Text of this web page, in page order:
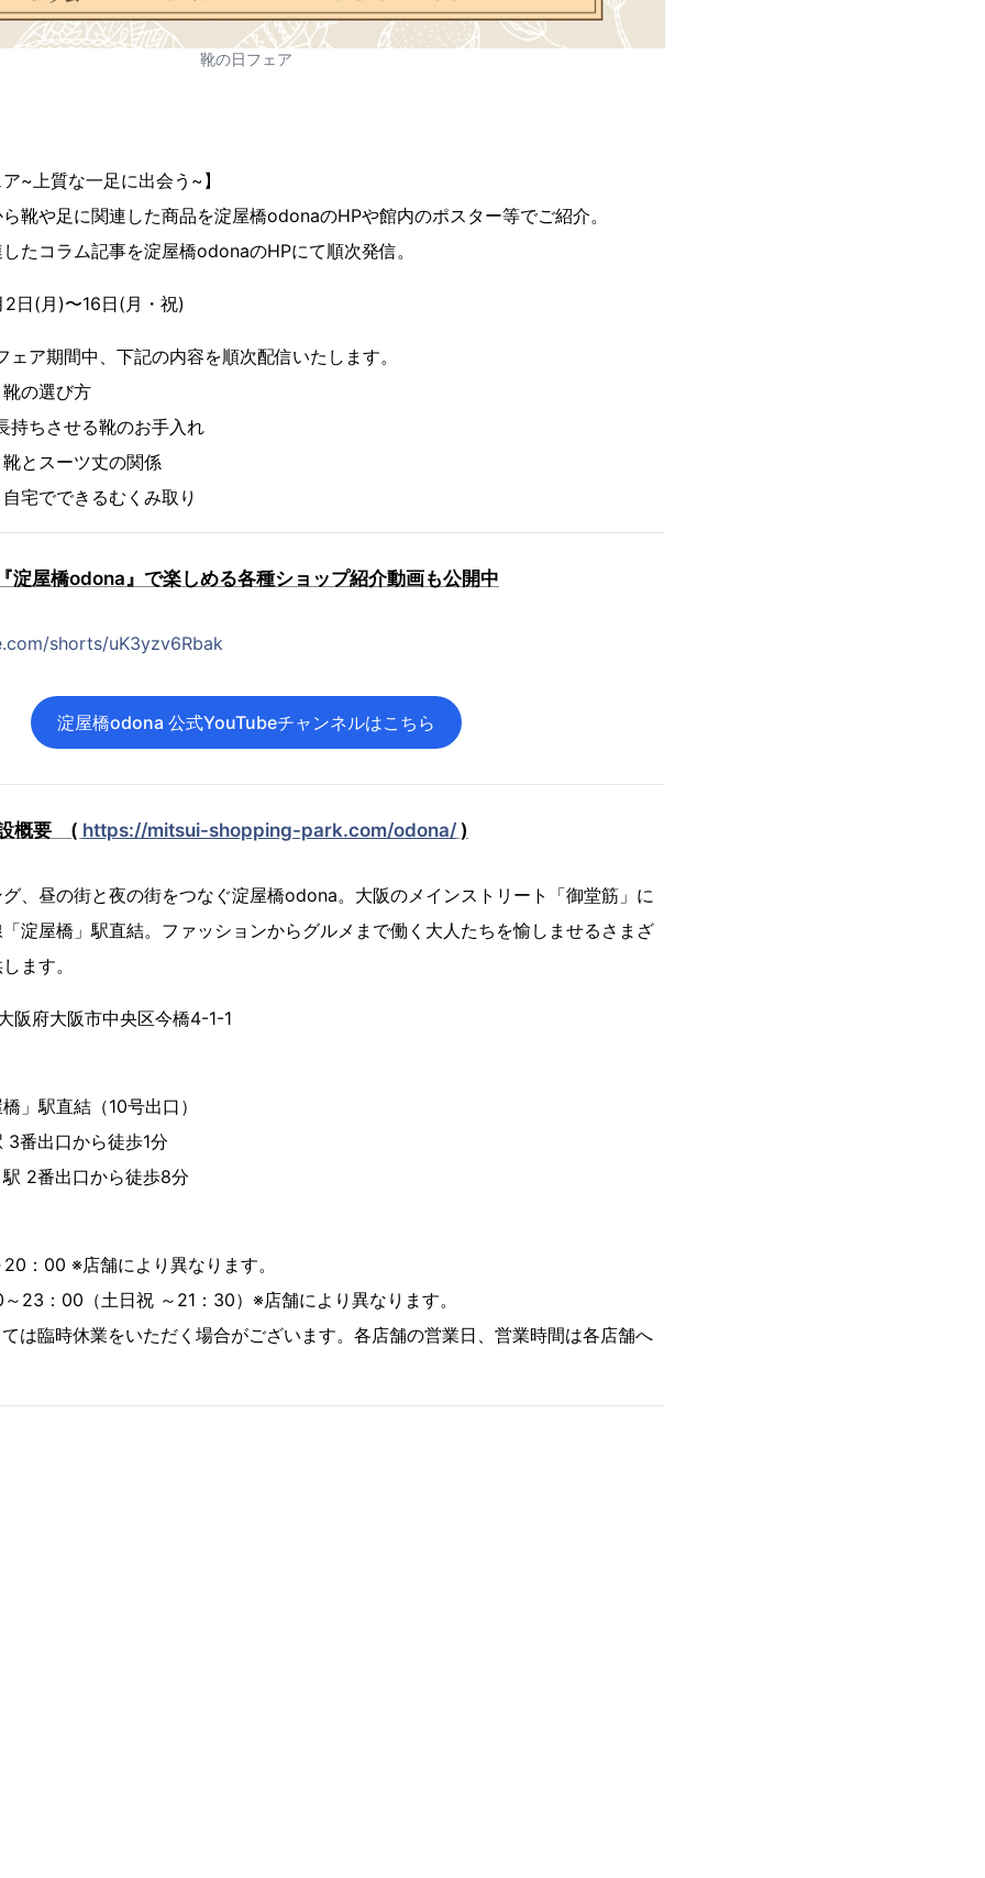
靴の日フェア
~上質な一足に出会う~】
靴や足に関連した商品を淀屋橋odonaのHPや館内のポスター等でご紹介。
たコラム記事を淀屋橋odonaのHPにて順次発信。
日(月)〜16日(月・祝)
ア期間中、下記の内容を順次配信いたします。
靴の選び方
持ちさせる靴のお手入れ
とスーツ丈の関係
宅でできるむくみ取り
淀屋橋odona』で楽しめる各種ショップ紹介動画も公開中
shorts/uK3yzv6Rbak
淀屋橋odona 公式YouTubeチャンネルはこちら
設概要 ( https://mitsui-shopping-park.com/odona/ )
、昼の街と夜の街をつなぐ淀屋橋odona。大阪のメインストリート「御堂筋」に
淀屋橋」駅直結。ファッションからグルメまで働く大人たちを愉しませるさまざ
ます。
府大阪市中央区今橋4-1-1
」駅直結（10号出口）
3番出口から徒歩1分
2番出口から徒歩8分
：00 ※店舗により異なります。
23：00（土日祝 ～21：30）※店舗により異なります。
は臨時休業をいただく場合がございます。各店舗の営業日、営業時間は各店舗へ